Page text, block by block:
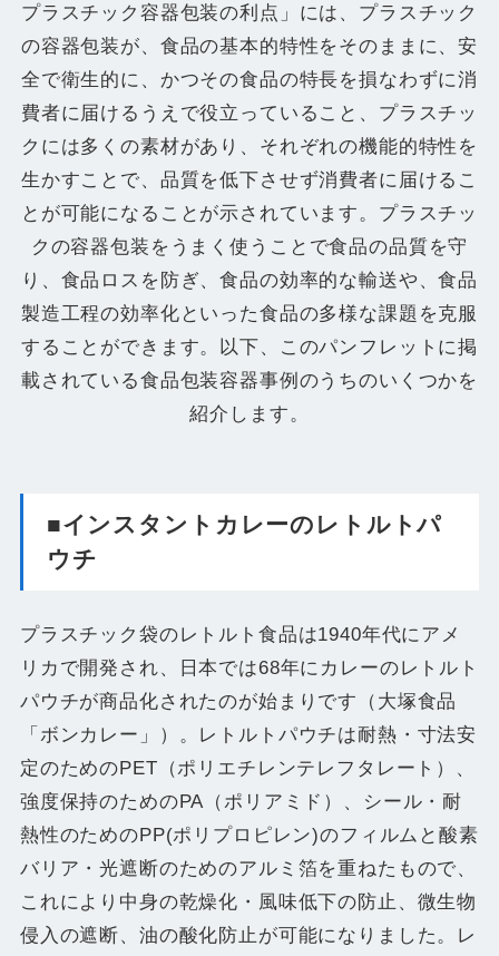
プラスチック容器包装の利点」には、プラスチック
の容器包装が、食品の基本的特性をそのままに、安
全で衛生的に、かつその食品の特長を損なわずに消
費者に届けるうえで役立っていること、プラスチッ
クには多くの素材があり、それぞれの機能的特性を
生かすことで、品質を低下させず消費者に届けるこ
とが可能になることが示されています。プラスチッ
クの容器包装をうまく使うことで食品の品質を守
り、食品ロスを防ぎ、食品の効率的な輸送や、食品
製造工程の効率化といった食品の多様な課題を克服
することができます。以下、このパンフレットに掲
載されている食品包装容器事例のうちのいくつかを
紹介します。
■インスタントカレーのレトルトパ
ウチ
プラスチック袋のレトルト食品は1940年代にアメ
リカで開発され、日本では68年にカレーのレトルト
パウチが商品化されたのが始まりです（大塚食品
「ボンカレー」）。レトルトパウチは耐熱・寸法安
定のためのPET（ポリエチレンテレフタレート）、
強度保持のためのPA（ポリアミド）、シール・耐
熱性のためのPP(ポリプロピレン)のフィルムと酸素
バリア・光遮断のためのアルミ箔を重ねたもので、
これにより中身の乾燥化・風味低下の防止、微生物
侵入の遮断、油の酸化防止が可能になりました。レ